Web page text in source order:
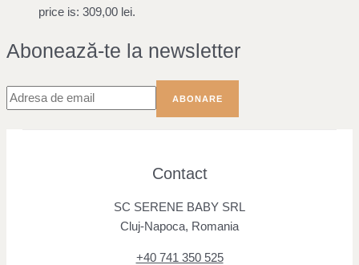
price is: 309,00 lei.
Abonează-te la newsletter
Contact
SC SERENE BABY SRL
Cluj-Napoca, Romania
+40 741 350 525